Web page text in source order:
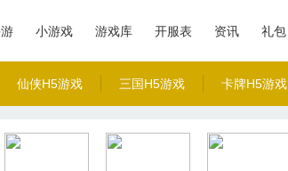
仙侠H5游戏 三国H5游戏 卡牌H5游戏
小游戏 游戏库 开服表 资讯 礼包